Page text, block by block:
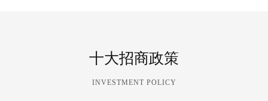
十大招商政策
INVESTMENT POLICY